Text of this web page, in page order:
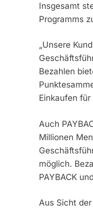
Insgesamt
Programms
„Unsere
Bezahlen
Einkaufen für
Auch
Millionen
möglich.
PAYBACK
Aus Sicht